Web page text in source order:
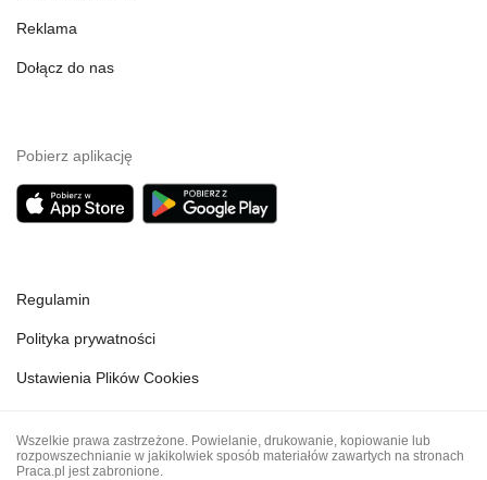
Reklama
Dołącz do nas
Pobierz aplikację
Regulamin
Polityka prywatności
Ustawienia Plików Cookies
Wszelkie prawa zastrzeżone. Powielanie, drukowanie, kopiowanie lub
rozpowszechnianie w jakikolwiek sposób materiałów zawartych na stronach
Praca.pl jest zabronione.